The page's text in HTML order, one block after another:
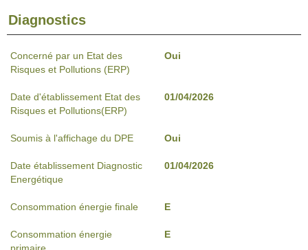
Diagnostics
Concerné par un Etat des
Risques et Pollutions (ERP)
Oui
Date d'établissement Etat des
Risques et Pollutions(ERP)
01/04/2026
Soumis à l'affichage du DPE Oui
Date établissement Diagnostic
Energétique
01/04/2026
Consommation énergie finale E
Consommation énergie
primaire
E